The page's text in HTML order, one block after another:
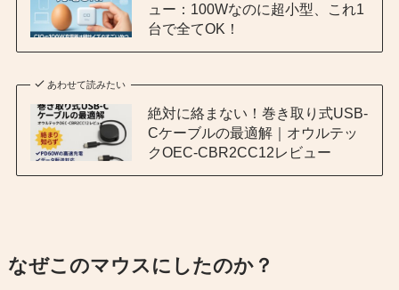
ュー：100Wなのに超小型、これ1
台で全てOK！
あわせて読みたい
絶対に絡まない！巻き取り式USB-
Cケーブルの最適解｜オウルテッ
クOEC-CBR2CC12レビュー
なぜこのマウスにしたのか？